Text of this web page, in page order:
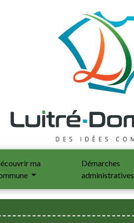
ma
Démarches
administratives